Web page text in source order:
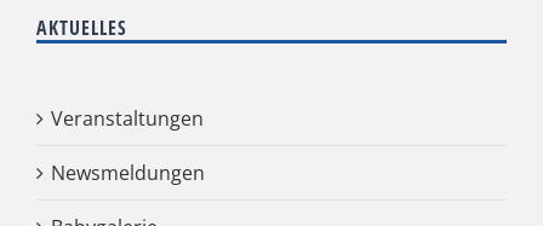
AKTUELLES
Veranstaltungen
Newsmeldungen